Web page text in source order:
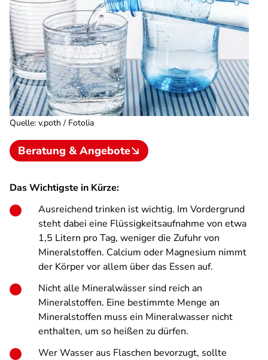
Quelle: v.poth / Fotolia
Beratung & Angebote
Das Wichtigste in Kürze:
Ausreichend trinken ist wichtig. Im Vordergrund
steht dabei eine Flüssigkeitsaufnahme von etwa
1,5 Litern pro Tag, weniger die Zufuhr von
Mineralstoffen. Calcium oder Magnesium nimmt
der Körper vor allem über das Essen auf.
Nicht alle Mineralwässer sind reich an
Mineralstoffen. Eine bestimmte Menge an
Mineralstoffen muss ein Mineralwasser nicht
enthalten, um so heißen zu dürfen.
Wer Wasser aus Flaschen bevorzugt, sollte